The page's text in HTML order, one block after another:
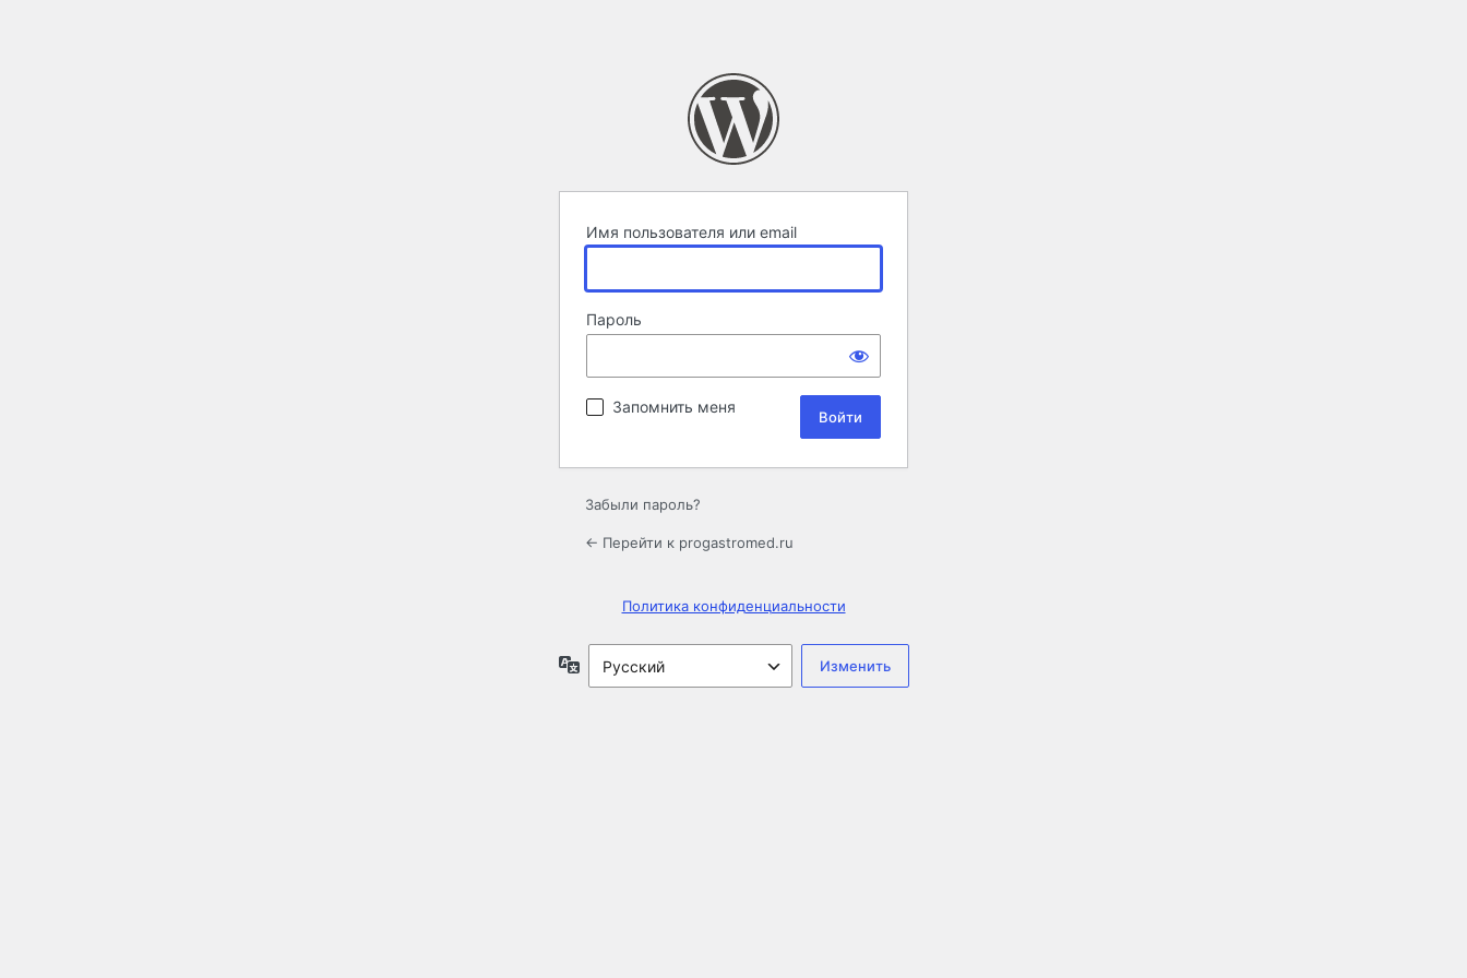
Имя пользователя или email
Пароль
Запомнить меня
Забыли пароль?
← Перейти к progastromed.ru
Политика конфиденциальности
Язык